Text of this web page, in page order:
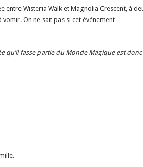
entre Wisteria Walk et Magnolia Crescent, à
On ne sait pas si cet événement
qu’il fasse partie du Monde Magique est donc